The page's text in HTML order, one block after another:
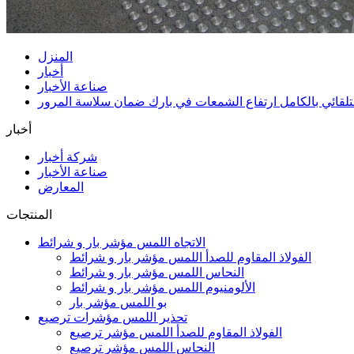
المنزل
أخبار
صناعة الأخبار
بالكامل ارتفاع الشمعات في بارك ضمان سلاسة المرور
أخبار
شركة أخبار
صناعة الأخبار
المعارض
المنتجات
الاتجاه اللمس مؤشر بار و شرائط
الفولاذ المقاوم للصدأ اللمس مؤشر بار و شرائط
النحاس اللمس مؤشر بار و شرائط
الألومنيوم اللمس مؤشر بار و شرائط
بو اللمس مؤشر بار
تحذير اللمس مؤشرات ترصيع
الفولاذ المقاوم للصدأ اللمس مؤشر ترصيع
النحاس اللمس مؤشر ترصيع